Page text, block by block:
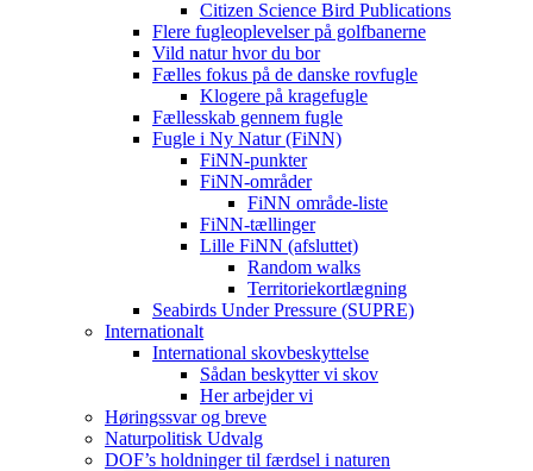
Citizen Science Bird Publications
Flere fugleoplevelser på golfbanerne
Vild natur hvor du bor
Fælles fokus på de danske rovfugle
Klogere på kragefugle
Fællesskab gennem fugle
Fugle i Ny Natur (FiNN)
FiNN-punkter
FiNN-områder
FiNN område-liste
FiNN-tællinger
Lille FiNN (afsluttet)
Random walks
Territoriekortlægning
Seabirds Under Pressure (SUPRE)
Internationalt
International skovbeskyttelse
Sådan beskytter vi skov
Her arbejder vi
Høringssvar og breve
Naturpolitisk Udvalg
DOF’s holdninger til færdsel i naturen